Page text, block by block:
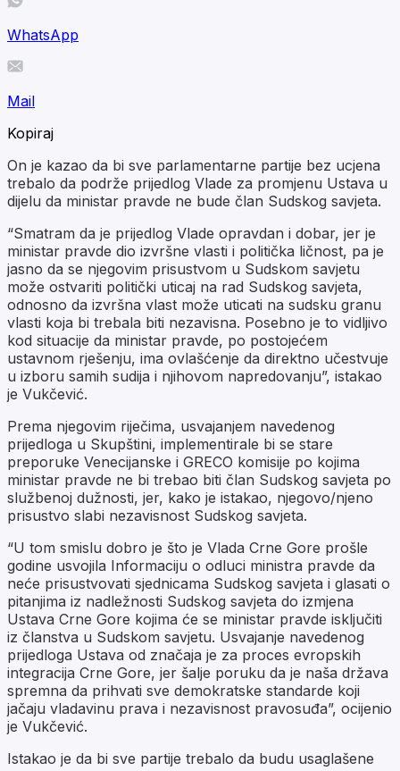
WhatsApp
Mail
Kopiraj
On je kazao da bi sve parlamentarne partije bez ucjena
trebalo da podrže prijedlog Vlade za promjenu Ustava u
dijelu da ministar pravde ne bude član Sudskog savjeta.
“Smatram da je prijedlog Vlade opravdan i dobar, jer je
ministar pravde dio izvršne vlasti i politička ličnost, pa je
jasno da se njegovim prisustvom u Sudskom savjetu
može ostvariti politički uticaj na rad Sudskog savjeta,
odnosno da izvršna vlast može uticati na sudsku granu
vlasti koja bi trebala biti nezavisna. Posebno je to vidljivo
kod situacije da ministar pravde, po postojećem
ustavnom rješenju, ima ovlašćenje da direktno učestvuje
u izboru samih sudija i njihovom napredovanju”, istakao
je Vukčević.
Prema njegovim riječima, usvajanjem navedenog
prijedloga u Skupštini, implementirale bi se stare
preporuke Venecijanske i GRECO komisije po kojima
ministar pravde ne bi trebao biti član Sudskog savjeta po
službenoj dužnosti, jer, kako je istakao, njegovo/njeno
prisustvo slabi nezavisnost Sudskog savjeta.
“U tom smislu dobro je što je Vlada Crne Gore prošle
godine usvojila Informaciju o odluci ministra pravde da
neće prisustvovati sjednicama Sudskog savjeta i glasati o
pitanjima iz nadležnosti Sudskog savjeta do izmjena
Ustava Crne Gore kojima će se ministar pravde isključiti
iz članstva u Sudskom savjetu. Usvajanje navedenog
prijedloga Ustava od značaja je za proces evropskih
integracija Crne Gore, jer šalje poruku da je naša država
spremna da prihvati sve demokratske standarde koji
jačaju vladavinu prava i nezavisnost pravosuđa”, ocijenio
je Vukčević.
Istakao je da bi sve partije trebalo da budu usaglašene